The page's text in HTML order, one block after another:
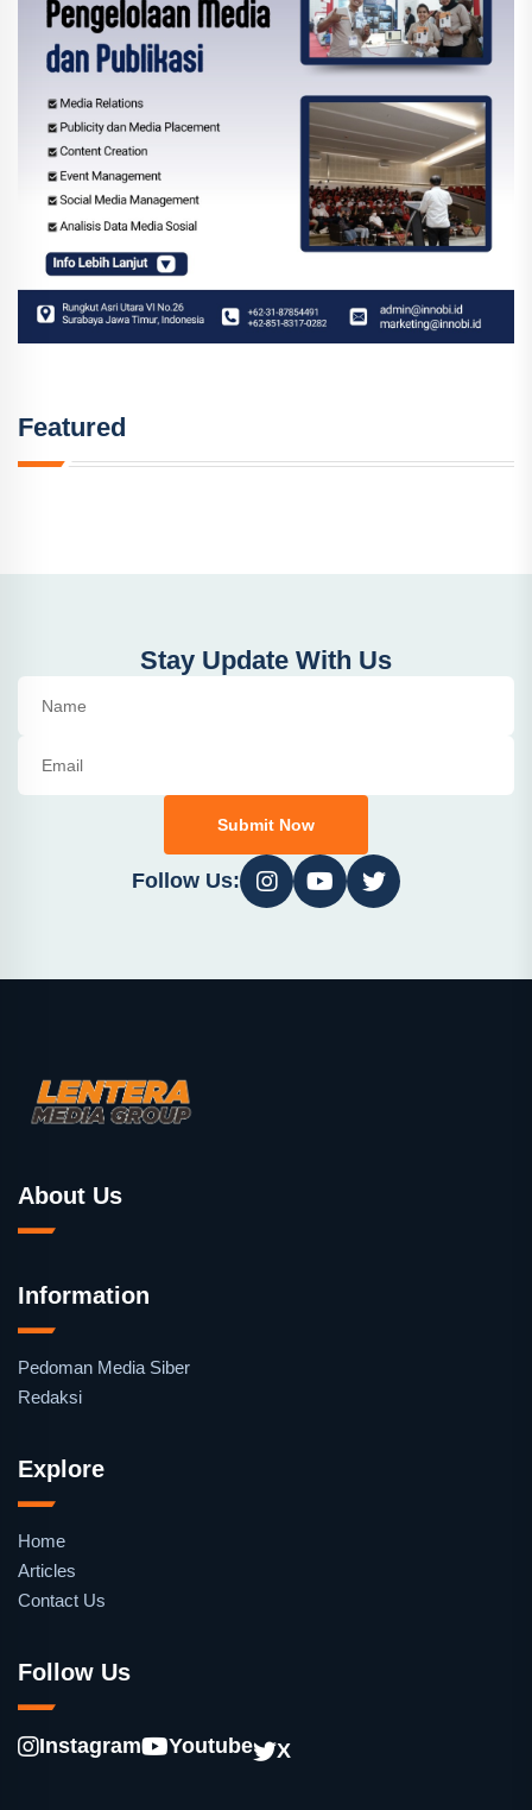
Featured
Stay Update With Us
Submit Now
Follow Us:
About Us
Information
Pedoman Media Siber
Redaksi
Explore
Home
Articles
Contact Us
Follow Us
Instagram Youtube X